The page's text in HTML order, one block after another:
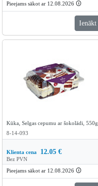
Pieejams sākot ar 12.08.2026 🛈
Ienākt
Kūka, Selgas cepumu ar šokolādi, 550g
8-14-093
Klienta cena 12.05 €
Bez PVN
Pieejams sākot ar 12.08.2026 🛈